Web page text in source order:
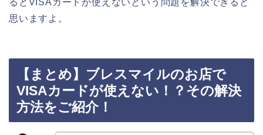
思いますよ。
【まとめ】ブレスマイルのお店で
VISAカードが使えない！？その解決
方法をご紹介！